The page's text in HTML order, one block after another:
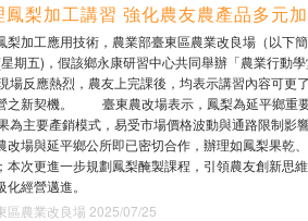
梨加工講習 強化農友農產品多元
加工應用技術，農業部臺東區農業改良場（以下
期五)，假該鄉永康研習中心共同舉辦「農業行動
場反應熱烈，農友上完課後，均表示講習內容可更
之新契機。 臺東農改場表示，鳳梨為延平鄉重
為主要產銷模式，易受市場價格波動與通路限制影
改場與延平鄉公所即已密切合作，辦理如鳳梨果乾
本次更進一步規劃鳳梨醃製課程，引領農友創新思
經營邁進。
區農業改良場 2025/07/25